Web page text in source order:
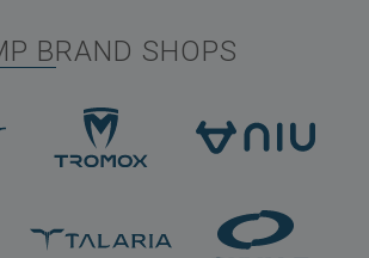
BRAND SHOPS